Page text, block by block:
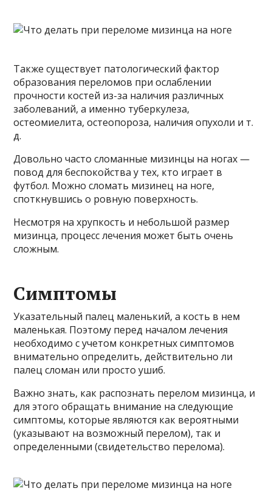
Также существует патологический фактор
образования переломов при ослаблении
прочности костей из-за наличия различных
заболеваний, а именно туберкулеза,
остеомиелита, остеопороза, наличия опухоли и т.
д.
Довольно часто сломанные мизинцы на ногах —
повод для беспокойства у тех, кто играет в
футбол. Можно сломать мизинец на ноге,
споткнувшись о ровную поверхность.
Несмотря на хрупкость и небольшой размер
мизинца, процесс лечения может быть очень
сложным.
Симптомы
Указательный палец маленький, а кость в нем
маленькая. Поэтому перед началом лечения
необходимо с учетом конкретных симптомов
внимательно определить, действительно ли
палец сломан или просто ушиб.
Важно знать, как распознать перелом мизинца, и
для этого обращать внимание на следующие
симптомы, которые являются как вероятными
(указывают на возможный перелом), так и
определенными (свидетельство перелома).